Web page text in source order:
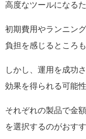
高度なツールになる
初期費用やランニン
負担を感じるところ
しかし、運用を成功
効果を得られる可能
それぞれの製品で金
を選択するのがおすす